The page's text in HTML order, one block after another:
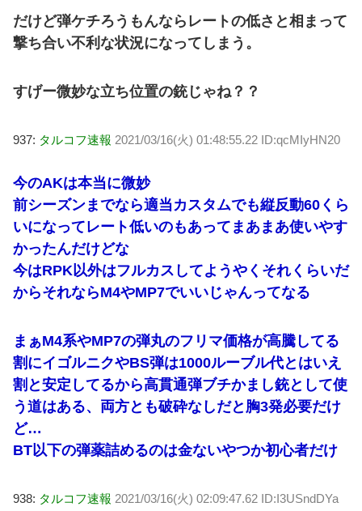
だけど弾ケチろうもんならレートの低さと相まって
撃ち合い不利な状況になってしまう。
すげー微妙な立ち位置の銃じゃね？？
937: タルコフ速報 2021/03/16(火) 01:48:55.22 ID:qcMIyHN20
今のAKは本当に微妙
前シーズンまでなら適当カスタムでも縦反動60くら
いになってレート低いのもあってまあまあ使いやす
かったんだけどな
今はRPK以外はフルカスしてようやくそれくらいだ
からそれならM4やMP7でいいじゃんってなる
まぁM4系やMP7の弾丸のフリマ価格が高騰してる
割にイゴルニクやBS弾は1000ルーブル代とはいえ
割と安定してるから高貫通弾ブチかまし銃として使
う道はある、両方とも破砕なしだと胸3発必要だけ
ど…
BT以下の弾薬詰めるのは金ないやつか初心者だけ
938: タルコフ速報 2021/03/16(火) 02:09:47.62 ID:I3USndDYa